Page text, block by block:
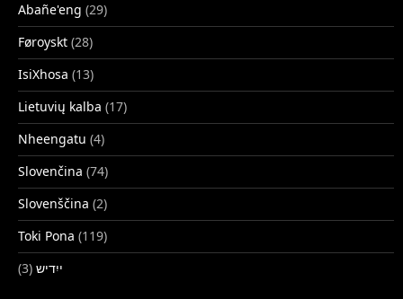
Abañe'eng (29)
Føroyskt (28)
IsiXhosa (13)
Lietuvių kalba (17)
Nheengatu (4)
Slovenčina (74)
Slovenščina (2)
Toki Pona (119)
ייִדיש (3)